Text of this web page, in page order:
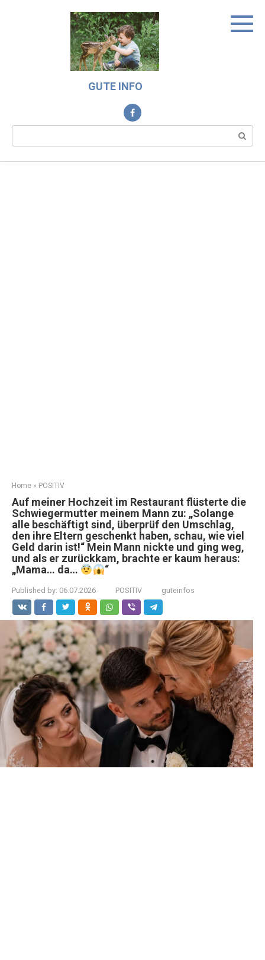
GUTE INFO
Search:
Home » POSITIV
Auf meiner Hochzeit im Restaurant flüsterte die
Schwiegermutter meinem Mann zu: „Solange
alle beschäftigt sind, überprüf den Umschlag,
den ihre Eltern geschenkt haben, schau, wie viel
Geld darin ist!“ Mein Mann nickte und ging weg,
und als er zurückkam, brachte er kaum heraus:
„Mama… da…
“
Published by: 06.07.2026 POSITIV guteinfos